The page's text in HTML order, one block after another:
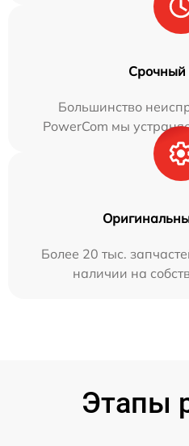
Срочный
Большинство
PowerCom мы
Более 20 тыс.
наличии на
Этапы